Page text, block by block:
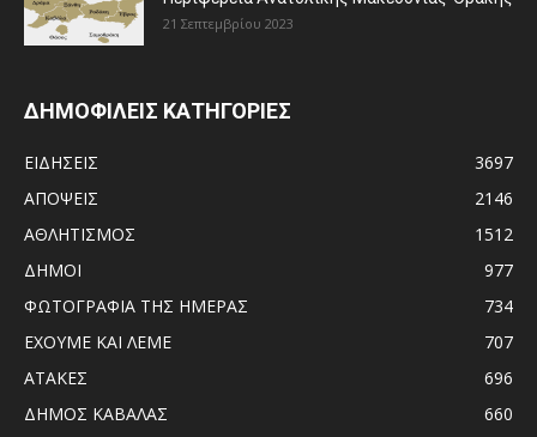
21 Σεπτεμβρίου 2023
ΔΗΜΟΦΙΛΕΙΣ ΚΑΤΗΓΟΡΙΕΣ
ΕΙΔΗΣΕΙΣ
3697
ΑΠΟΨΕΙΣ
2146
ΑΘΛΗΤΙΣΜΟΣ
1512
ΔΗΜΟΙ
977
ΦΩΤΟΓΡΑΦΙΑ ΤΗΣ ΗΜΕΡΑΣ
734
ΕΧΟΥΜΕ ΚΑΙ ΛΕΜΕ
707
ΑΤΑΚΕΣ
696
ΔΗΜΟΣ ΚΑΒΑΛΑΣ
660